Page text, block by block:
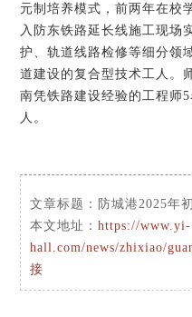
元制培养模式，前两年在校
入防东铁路延长线施工现场
护、轨道线路检修等细分领
道建设的复合型技术工人。
南凭铁路建设经验的工程师
人。
文章标题： 防城港2025年
本文地址：https://www.yi-
hall.com/news/zhixiao/
接